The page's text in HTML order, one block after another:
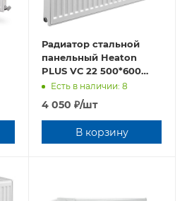
Радиатор стальной
панельный Heaton
PLUS VС 22 500*600
нижнее подключение,
комплект (кронш, вент)
Есть в наличии: 8
4 050 ₽/шт
В корзину